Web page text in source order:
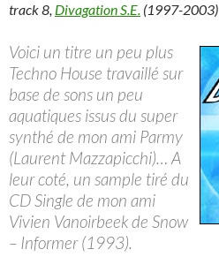
track 8, Divagation S.E. (1997-2003)
Voici un titre un peu plus
Techno House travaillé sur
base de sons un peu
aquatiques issus du super
synthé de mon ami Parmy
(Laurent Mazzapicchi)… A
leur coté, un sample tiré du
CD Single de mon ami
Vivien Vanoirbeek de Snow
– Informer (1993).